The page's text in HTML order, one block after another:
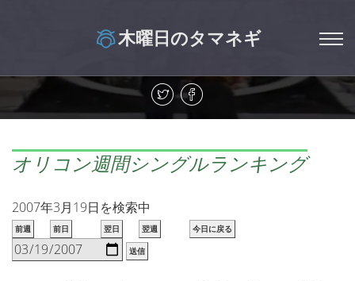
木曜日のタマネギ
オリコン週間シングルランキング
2007年3月19日を検索中
前週 前日 翌日 翌週 今日に戻る
送信